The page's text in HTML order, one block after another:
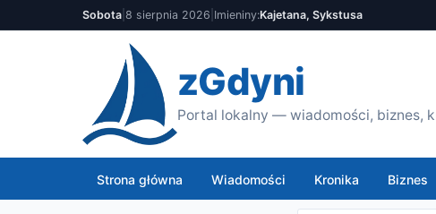
Sobota 8 sierpnia 2026 Imieniny:Kajetana, Sykstusa
zGdyni
Portal lokalny — wiadomości, biznes,
Strona główna Wiadomości Kronika Biznes